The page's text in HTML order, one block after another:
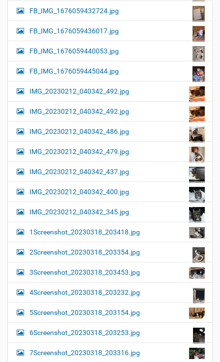
FB_IMG_1676059432724.jpg
FB_IMG_1676059436017.jpg
FB_IMG_1676059440053.jpg
FB_IMG_1676059445044.jpg
IMG_20230212_040342_492.jpg
IMG_20230212_040342_492.jpg
IMG_20230212_040342_486.jpg
IMG_20230212_040342_479.jpg
IMG_20230212_040342_437.jpg
IMG_20230212_040342_400.jpg
IMG_20230212_040342_345.jpg
1Screenshot_20230318_203418.jpg
2Screenshot_20230318_203354.jpg
3Screenshot_20230318_203453.jpg
4Screenshot_20230318_203232.jpg
5Screenshot_20230318_203154.jpg
6Screenshot_20230318_203253.jpg
7Screenshot_20230318_203316.jpg